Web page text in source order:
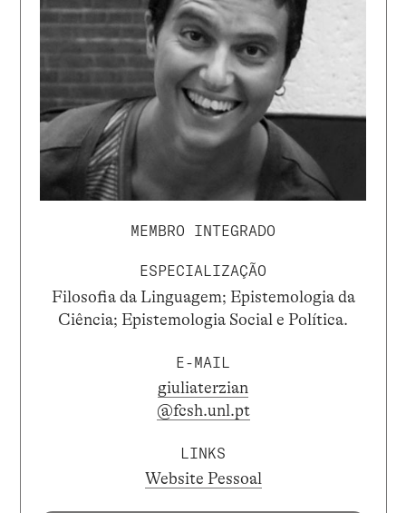
MEMBRO INTEGRADO
ESPECIALIZAÇÃO
Filosofia da Linguagem; Epistemologia da
Ciência; Epistemologia Social e Política.
E-MAIL
giuliaterzian
@fcsh.unl.pt
LINKS
Website Pessoal